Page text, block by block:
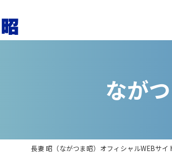
ながつ
長妻 昭（ながつま昭）オフィシャルWEBサイ